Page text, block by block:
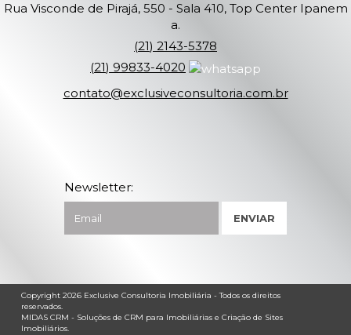
Rua Visconde de Pirajá, 550 - Sala 410, Top Center Ipanem
a.
(21) 2143-5378
(21) 99833-4020
contato@exclusiveconsultoria.com.br
Newsletter:
Copyright 2026 Exclusive Consultoria Imobiliária - Todos os direitos
reservados.
MIDAS CRM - Soluções de CRM para Imobiliárias e Criação de Sites
Imobiliários.